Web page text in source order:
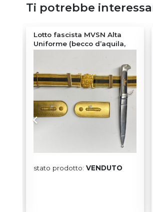
Ti potrebbe
Lotto fascista MVSN Alta
Uniforme (becco d’aquila,
stato prodotto: VENDUTO